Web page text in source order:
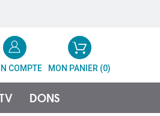
COMPTE MON PANIER (0)
DONS